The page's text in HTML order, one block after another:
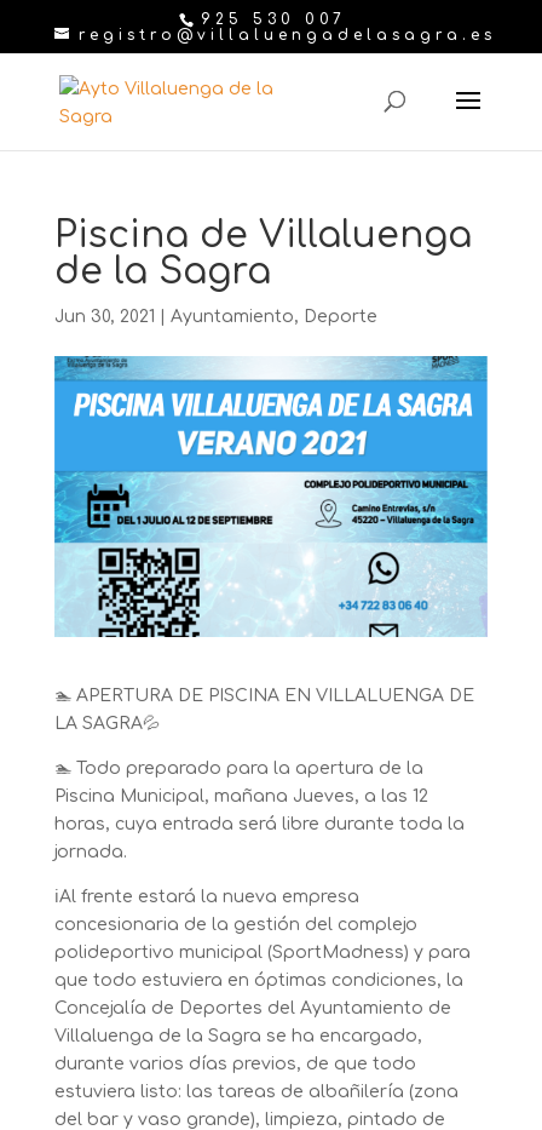
925 530 007
registro@villaluengadelasagra.es
Piscina de Villaluenga
de la Sagra
Jun 30, 2021 Ayuntamiento, Deporte
🏊APERTURA DE PISCINA EN VILLALUENGA DE
LA SAGRA💦
🏊Todo preparado para la apertura de la
Piscina Municipal, mañana Jueves, a las 12
horas, cuya entrada será libre durante toda la
jornada.
ℹ️Al frente estará la nueva empresa
concesionaria de la gestión del complejo
polideportivo municipal (SportMadness) y para
que todo estuviera en óptimas condiciones, la
Concejalía de Deportes del Ayuntamiento de
Villaluenga de la Sagra se ha encargado,
durante varios días previos, de que todo
estuviera listo: las tareas de albañilería (zona
del bar y vaso grande), limpieza, pintado de